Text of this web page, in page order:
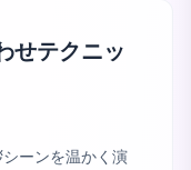
せテクニッ
ーンを温かく演